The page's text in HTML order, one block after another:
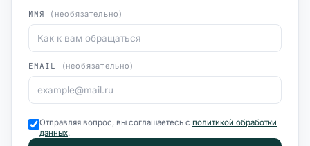
ИМЯ (необязательно)
EMAIL (необязательно)
Отправляя вопрос, вы соглашаетесь с политикой обработки
данных.